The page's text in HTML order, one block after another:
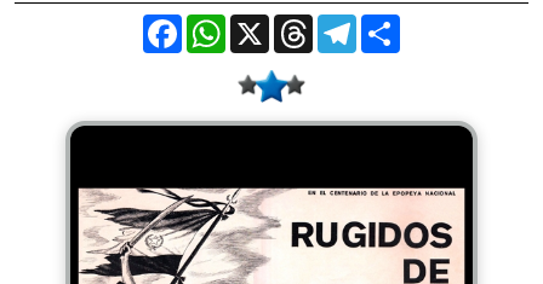
FacebookWhatsApp
X ThreadsTelegram